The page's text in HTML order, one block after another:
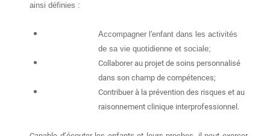
ainsi définies :
Accompagner l'enfant dans les activités
de sa vie quotidienne et sociale;
Collaborer au projet de soins personnalisé
dans son champ de compétences;
Contribuer à la prévention des risques et au
raisonnement clinique interprofessionnel.